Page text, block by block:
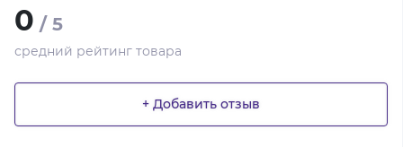
0 / 5
средний рейтинг товара
+ Добавить отзыв